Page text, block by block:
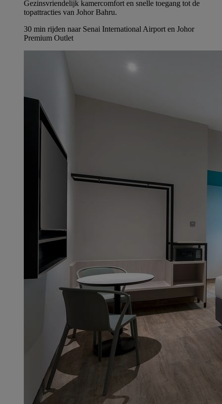
Gezinsvriendelijk kamercomfort en snelle toegang tot de
topattracties van Johor Bahru.
30 min rijden naar Senai International Airport en Johor
Premium Outlet